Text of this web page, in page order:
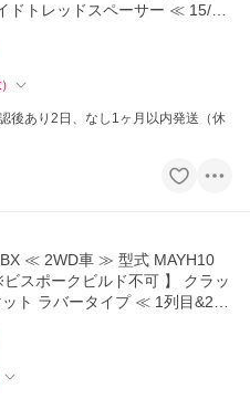
ドトレッドスペーサー ≪ 15/2
）
後あり2日、なし1ヶ月以内発送（休
≪ 2WD車 ≫ 型式 MAYH10
スポークビルド不可 】 クラッ
ト ラバータイプ ≪ 1列目&2列